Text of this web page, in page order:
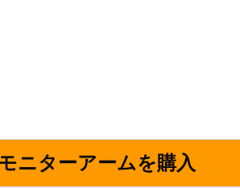
ニターアームを購入